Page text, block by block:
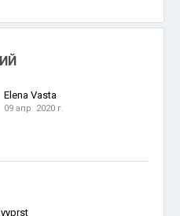
Elena Vasta
09 апр. 2020 г.
yyprst